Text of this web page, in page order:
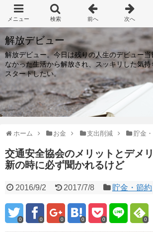
解放デビュー
解放デビュー。今日は残りの人生のデビュー
なかった生活から解放され、スッキリした気
スタートしたい。
ホーム お金 支出削減 貯金
交通安全協会のメリットとデメ
新の時に必ず聞かれるけど
2016/9/2 2017/7/8 貯金・節約
0 0 0 0 0 0